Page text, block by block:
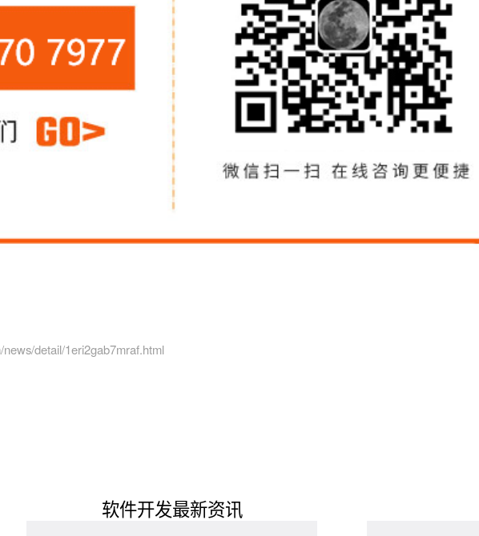
detail/1eri2gab7mraf.html
软件开发最新资讯